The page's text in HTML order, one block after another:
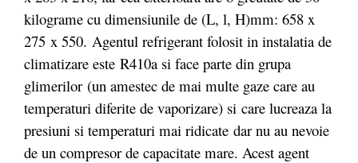
kilograme cu dimensiunile de (L, l, H)mm: 658 x
275 x 550. Agentul refrigerant folosit in instalatia de
climatizare este R410a si face parte din grupa
glimerilor (un amestec de mai multe gaze care au
temperaturi diferite de vaporizare) si care lucreaza la
presiuni si temperaturi mai ridicate dar nu au nevoie
de un compresor de capacitate mare. Acest agent